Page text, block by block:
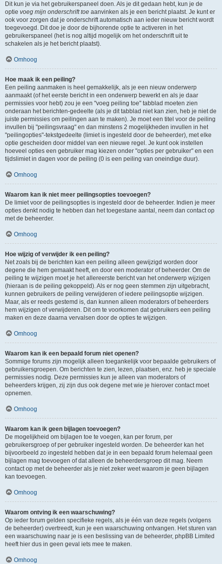
Dit kun je via het gebruikerspaneel doen. Als je dit gedaan hebt, kun je de
optie voeg mijn onderschrift toe aanvinken als je een bericht plaatst. Je kunt er
ook voor zorgen dat je onderschrift automatisch aan ieder nieuw bericht wordt
toegevoegd. Dit doe je door de bijhorende optie te activeren in het
gebruikerspaneel (het is nog altijd mogelijk om het onderschrift uit te
schakelen als je het bericht plaatst).
Omhoog
Hoe maak ik een peiling?
Een peiling aanmaken is heel gemakkelijk, als je een nieuw onderwerp
aanmaakt (of het eerste bericht in een onderwerp bewerkt en als je daar
permissies voor hebt) zou je een "voeg peiling toe" tabblad moeten zien
onderaan het berichten-gedeelte (als je dit tabblad niet kan zien, heb je niet de
juiste permissies om peilingen aan te maken). Je moet een titel voor de peiling
invullen bij "peilingsvraag" en dan minstens 2 mogelijkheden invullen in het
"peilingopties"-tekstgedeelte (limiet is ingesteld door de beheerder), met elke
optie gescheiden door middel van een nieuwe regel. Je kunt ook instellen
hoeveel opties een gebruiker mag kiezen onder "opties per gebruiker" en een
tijdslimiet in dagen voor de peiling (0 is een peiling van oneindige duur).
Omhoog
Waarom kan ik niet meer peilingsopties toevoegen?
De limiet voor de peilingsopties is ingesteld door de beheerder. Indien je meer
opties denkt nodig te hebben dan het toegestane aantal, neem dan contact op
met de beheerder.
Omhoog
Hoe wijzig of verwijder ik een peiling?
Net zoals bij de berichten kan een peiling alleen gewijzigd worden door
degene die hem gemaakt heeft, en door een moderator of beheerder. Om de
peiling te wijzigen moet je het allereerste bericht van het onderwerp wijzigen
(hieraan is de peiling gekoppeld). Als er nog geen stemmen zijn uitgebracht,
kunnen gebruikers de peiling verwijderen of iedere peilingsoptie wijzigen.
Maar, als er reeds gestemd is, dan kunnen alleen moderators of beheerders
hem wijzigen of verwijderen. Dit om te voorkomen dat gebruikers een peiling
maken en deze daarna vervalsen door de opties te wijzigen.
Omhoog
Waarom kan ik een bepaald forum niet openen?
Sommige forums zijn mogelijk alleen toegankelijk voor bepaalde gebruikers of
gebruikersgroepen. Om berichten te zien, lezen, plaatsen, enz. heb je speciale
permissies nodig. Deze permissies kun je alleen van moderators of
beheerders krijgen, zij zijn dus ook degene met wie je hierover contact moet
opnemen.
Omhoog
Waarom kan ik geen bijlagen toevoegen?
De mogelijkheid om bijlagen toe te voegen, kan per forum, per
gebruikersgroep of per gebruiker ingesteld worden. De beheerder kan het
bijvoorbeeld zo ingesteld hebben dat je in een bepaald forum helemaal geen
bijlagen mag toevoegen of dat alleen de beheerdersgroep dit mag. Neem
contact op met de beheerder als je niet zeker weet waarom je geen bijlagen
kan toevoegen.
Omhoog
Waarom ontving ik een waarschuwing?
Op ieder forum gelden specifieke regels, als je één van deze regels (volgens
de beheerder) overtreedt, kun je een waarschuwing ontvangen. Het sturen van
een waarschuwing naar je is een beslissing van de beheerder, phpBB Limited
heeft hier dus in geen geval iets mee te maken.
Omhoog